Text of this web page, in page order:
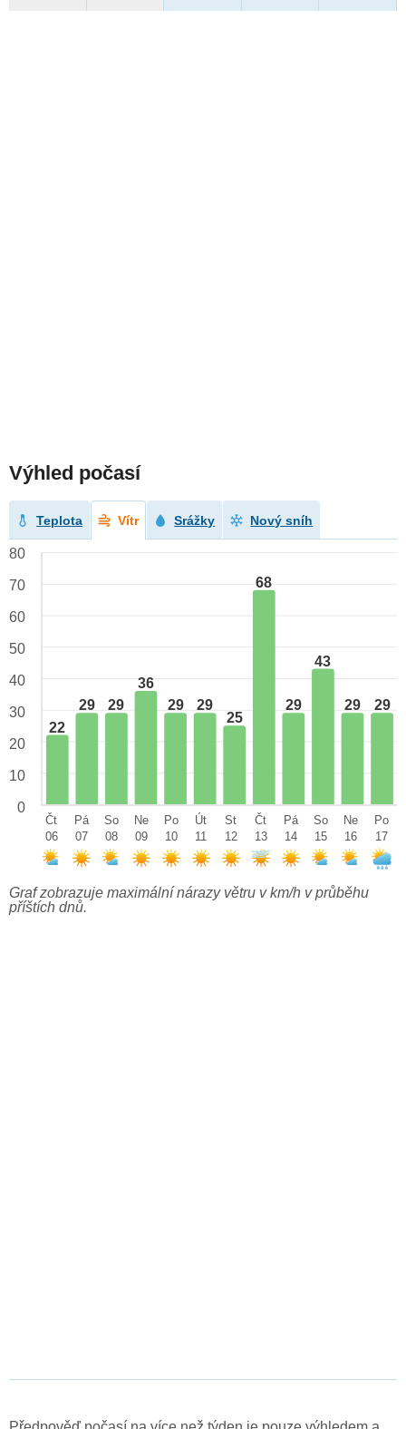
Výhled počasí
Teplota Vítr Srážky Nový sníh
22
29 29
36
29
29
25
68
29
43
29 29
80
70
60
50
40
30
20
10
0
Čt
06
Pá
07
So
08
Ne
09
Po
10
Út
11
St
12
Čt
13
Pá
14
So
15
Ne
16
Po
17
Graf zobrazuje maximální nárazy větru v km/h v průběhu
příštích dnů.